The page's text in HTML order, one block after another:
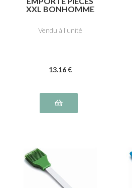
XXL BONHOMME
Vendu à l'unité
13.16 €